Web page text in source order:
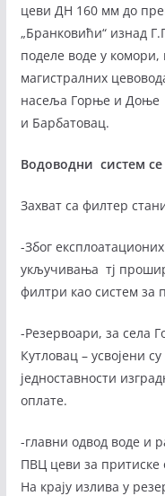
цеви ДН 160 мм до
„Бранковићи“ изнад
поделе воде у
магистралних
насеља Горње и Доње
и Барбатовац.
Водоводни систем се
Захват са филтер
-Због
укључивања тј
филтри као систем
-Резервоари, за села
Кутловац – усвојени
једноставности
оплате.
-главни одвод воде и
ПВЦ цеви за
На крају излива у